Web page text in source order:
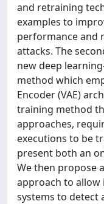
and retraining
examples to
performance and
attacks. The
new deep
method which
Encoder (VAE)
training method
approaches,
executions to be
present both an
We then propose
approach to
systems to detect